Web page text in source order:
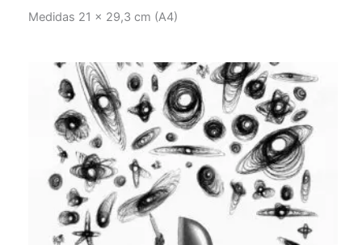
Medidas 21 x 29,3 cm (A4)